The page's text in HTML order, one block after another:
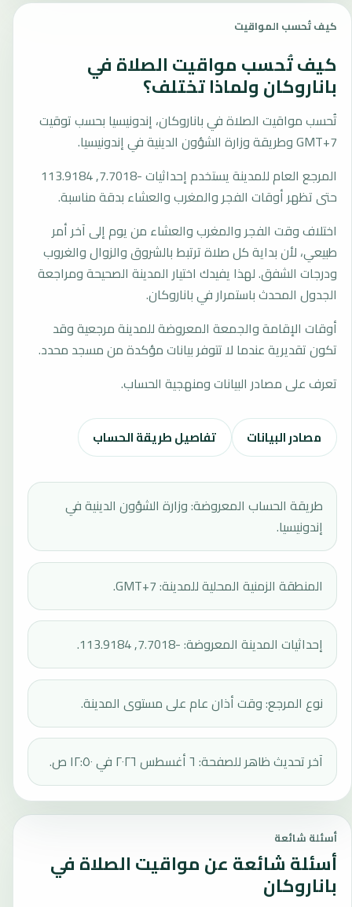
كيف تُحسب المواقيت
كيف تُحسب مواقيت الصلاة في
باناروكان ولماذا تختلف؟
تُحسب مواقيت الصلاة في باناروكان، إندونيسيا بحسب توقيت
GMT+7 وطريقة وزارة الشؤون الدينية في إندونيسيا.
المرجع العام للمدينة يستخدم إحداثيات -7.7018, 113.9184
حتى تظهر أوقات الفجر والمغرب والعشاء بدقة مناسبة.
اختلاف وقت الفجر والمغرب والعشاء من يوم إلى آخر أمر
طبيعي، لأن بداية كل صلاة ترتبط بالشروق والزوال والغروب
ودرجات الشفق. لهذا يفيدك اختيار المدينة الصحيحة ومراجعة
الجدول المحدث باستمرار في باناروكان.
أوقات الإقامة والجمعة المعروضة للمدينة مرجعية وقد
تكون تقديرية عندما لا تتوفر بيانات مؤكدة من مسجد محدد.
تعرف على مصادر البيانات ومنهجية الحساب.
مصادر البيانات تفاصيل طريقة الحساب
طريقة الحساب المعروضة: وزارة الشؤون الدينية في
إندونيسيا.
المنطقة الزمنية المحلية للمدينة: GMT+7.
إحداثيات المدينة المعروضة: -7.7018, 113.9184.
نوع المرجع: وقت أذان عام على مستوى المدينة.
آخر تحديث ظاهر للصفحة: ٦ أغسطس ٢٠٢٦ في ١٢:٥٠ ص.
أسئلة شائعة
أسئلة شائعة عن مواقيت الصلاة في
باناروكان